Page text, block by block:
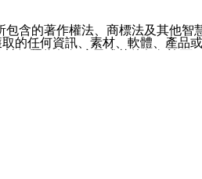
含的著作權法、商標法及其他智
的任何資訊、素材、軟體、產品